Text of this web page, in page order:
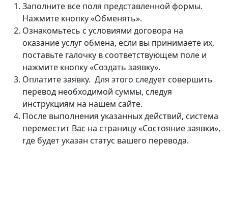
Заполните все поля представленной формы.
Нажмите кнопку «Обменять».
Ознакомьтесь с условиями договора на
оказание услуг обмена, если вы принимаете их,
поставьте галочку в соответствующем поле и
нажмите кнопку «Создать заявку».
Оплатите заявку. Для этого следует совершить
перевод необходимой суммы, следуя
инструкциям на нашем сайте.
После выполнения указанных действий, система
переместит Вас на страницу «Состояние заявки»,
где будет указан статус вашего перевода.